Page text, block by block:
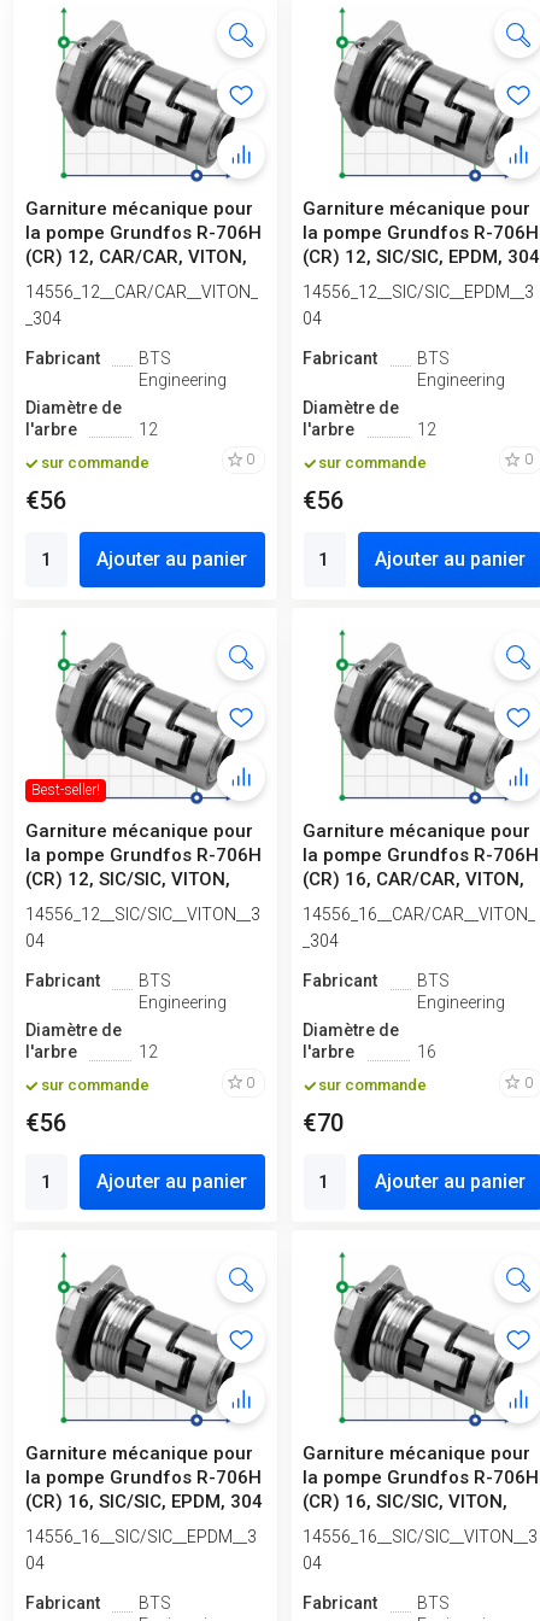
Garniture mécanique pour
la pompe Grundfos R-706H
(CR) 12, CAR/CAR, VITON,
304
14556_12__CAR/CAR__VITON_
_304
Fabricant
BTS
Engineering
Diamètre de
l'arbre
12
sur commande 0
€56
Ajouter au panier
Garniture mécanique pour
la pompe Grundfos R-706H
(CR) 12, SIC/SIC, EPDM, 304
14556_12__SIC/SIC__EPDM__3
04
Fabricant
BTS
Engineering
Diamètre de
l'arbre
12
sur commande 0
€56
Ajouter au panier
Best-seller!
Garniture mécanique pour
la pompe Grundfos R-706H
(CR) 12, SIC/SIC, VITON,
304
14556_12__SIC/SIC__VITON__3
04
Fabricant
BTS
Engineering
Diamètre de
l'arbre
12
sur commande 0
€56
Ajouter au panier
Garniture mécanique pour
la pompe Grundfos R-706H
(CR) 16, CAR/CAR, VITON,
304
14556_16__CAR/CAR__VITON_
_304
Fabricant
BTS
Engineering
Diamètre de
l'arbre
16
sur commande 0
€70
Ajouter au panier
Garniture mécanique pour
la pompe Grundfos R-706H
(CR) 16, SIC/SIC, EPDM, 304
14556_16__SIC/SIC__EPDM__3
04
Fabricant
BTS
Garniture mécanique pour
la pompe Grundfos R-706H
(CR) 16, SIC/SIC, VITON,
304
14556_16__SIC/SIC__VITON__3
04
Fabricant
BTS